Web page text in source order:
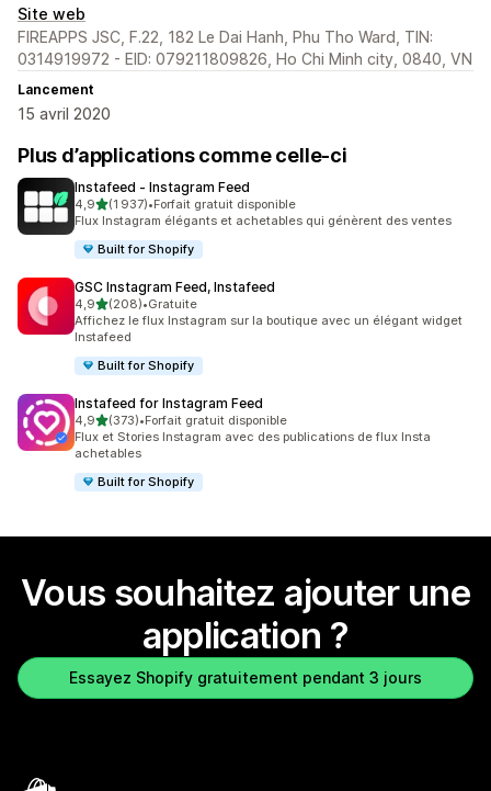
Site web
FIREAPPS JSC, F.22, 182 Le Dai Hanh, Phu Tho Ward, TIN:
0314919972 - EID: 079211809826, Ho Chi Minh city, 0840, VN
Lancement
15 avril 2020
Plus d’applications comme celle-ci
Instafeed ‑ Instagram Feed
4,9étoile(s) sur 5
(1 937)
1937 avis au total
•Forfait gratuit disponible
Flux Instagram élégants et achetables qui génèrent des ventes
Built for Shopify
GSC Instagram Feed, Instafeed
4,9étoile(s) sur 5
(208)
208 avis au total
•Gratuite
Affichez le flux Instagram sur la boutique avec un élégant widget
Instafeed
Built for Shopify
Instafeed for Instagram Feed
4,9étoile(s) sur 5
(373)
373 avis au total
•Forfait gratuit disponible
Flux et Stories Instagram avec des publications de flux Insta
achetables
Built for Shopify
Vous souhaitez ajouter une
application ?
Essayez Shopify gratuitement pendant 3 jours